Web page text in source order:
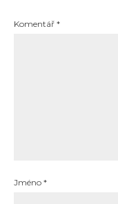
Komentář *
Jméno *